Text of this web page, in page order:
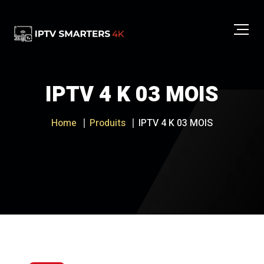
IPTV 4 K 03 MOIS
Home Produits IPTV 4 K 03 MOIS